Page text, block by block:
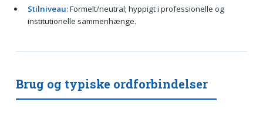
Stilniveau: Formelt/neutral; hyppigt i professionelle og
institutionelle sammenhænge.
Brug og typiske ordforbindelser